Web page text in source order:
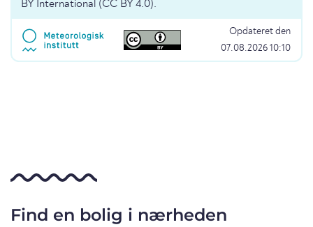
BY International (CC BY 4.0).
Opdateret den
07.08.2026 10:10
Find en bolig i nærheden